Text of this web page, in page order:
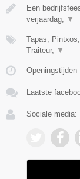
Een
verjaardag, ▼
Tapas,
Traiteur, ▼
Openingstijden
Laatste
Sociale media: